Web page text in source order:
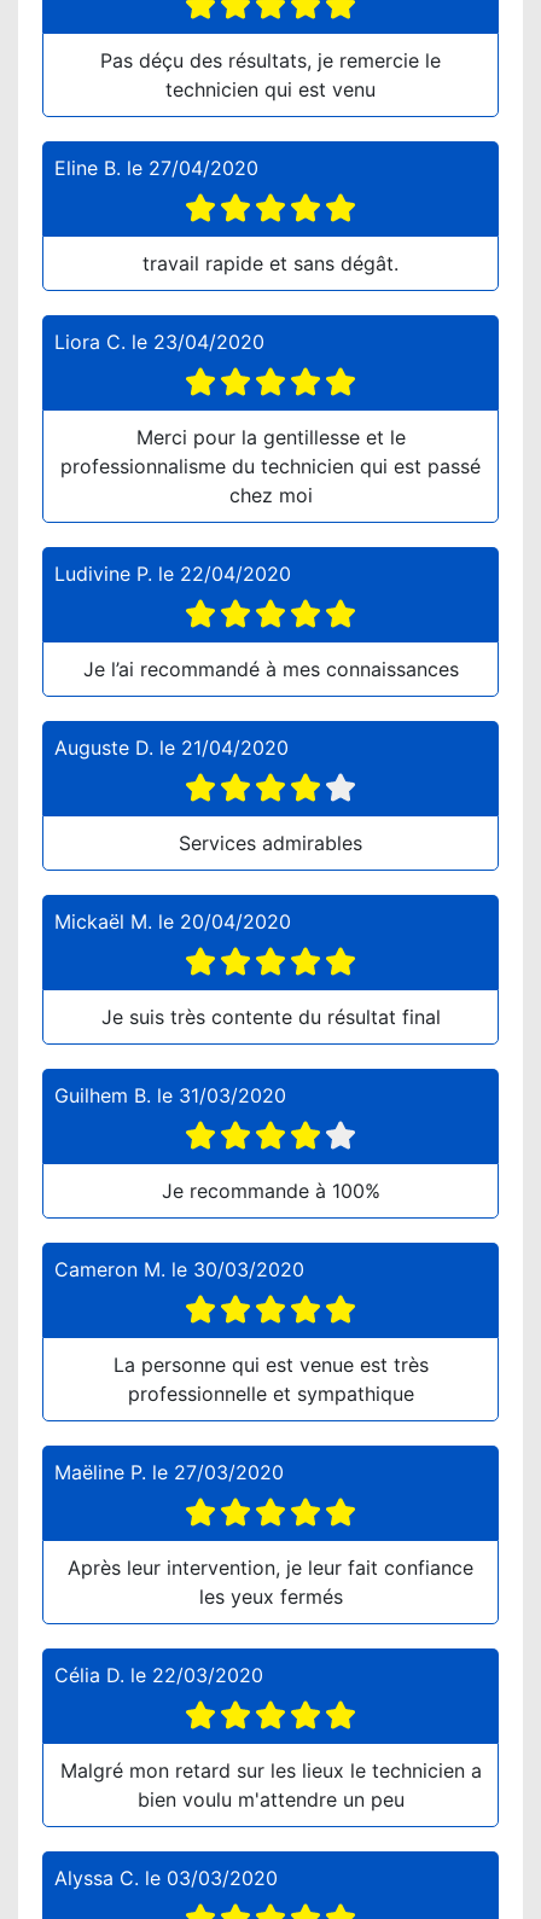
Pas déçu des résultats, je remercie le
technicien qui est venu
Eline B. le 27/04/2020
travail rapide et sans dégât.
Liora C. le 23/04/2020
Merci pour la gentillesse et le
professionnalisme du technicien qui est passé
chez moi
Ludivine P. le 22/04/2020
Je l’ai recommandé à mes connaissances
Auguste D. le 21/04/2020
Services admirables
Mickaël M. le 20/04/2020
Je suis très contente du résultat final
Guilhem B. le 31/03/2020
Je recommande à 100%
Cameron M. le 30/03/2020
La personne qui est venue est très
professionnelle et sympathique
Maëline P. le 27/03/2020
Après leur intervention, je leur fait confiance
les yeux fermés
Célia D. le 22/03/2020
Malgré mon retard sur les lieux le technicien a
bien voulu m'attendre un peu
Alyssa C. le 03/03/2020